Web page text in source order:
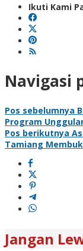
Ikuti Kami
Navigasi
Pos sebelumnya
Program
Pos berikutnya
Tamiang
Jangan